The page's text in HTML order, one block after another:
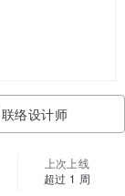
联络设计师
上次上线
超过 1 周